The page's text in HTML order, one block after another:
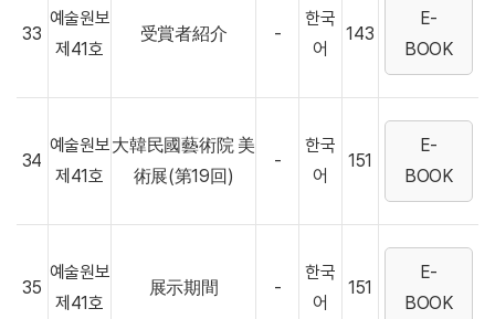
33
예술원보
제41호
受賞者紹介 -
한국
어
143
E-
BOOK
34
예술원보
제41호
大韓民國藝術院 美
術展(第19回)
-
한국
어
151
E-
BOOK
35
예술원보
제41호
展示期間 -
한국
어
151
E-
BOOK